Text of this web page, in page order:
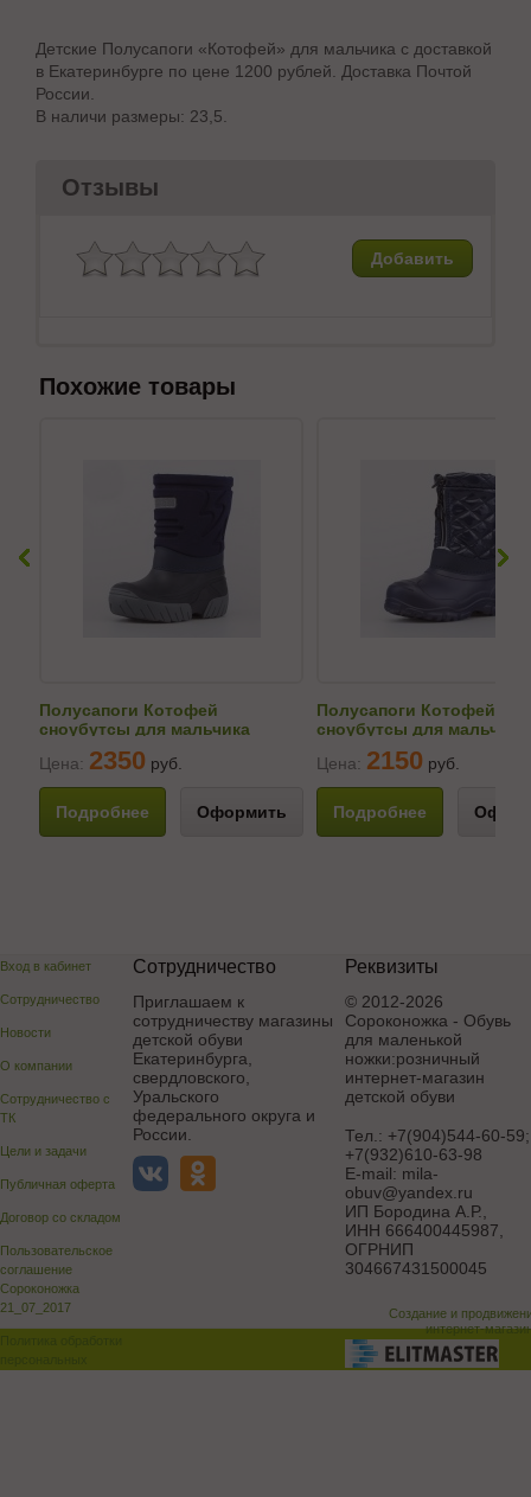
Детские Полусапоги «Котофей» для мальчика с доставкой
в Екатеринбурге по цене 1200 рублей. Доставка Почтой
России.
В наличи размеры: 23,5.
Отзывы
Добавить
Похожие товары
Полусапоги Котофей
сноубутсы для мальчика
464091-41
Цена: 2350 руб.
Подробнее Оформить
Полусапоги Котофей
сноубутсы для мальчика
464079-41
Цена: 2150 руб.
Подробнее
Вход в кабинет
Сотрудничество
Новости
О компании
Сотрудничество с
ТК
Цели и задачи
Публичная оферта
Договор со складом
Пользовательское
соглашение
Сороконожка
21_07_2017
Сотрудничество
Приглашаем к
сотрудничеству магазины
детской обуви
Екатеринбурга,
свердловского,
Уральского
федерального округа и
России.
Реквизиты
© 2012-2026
Сороконожка - Обувь
для маленькой
ножки:розничный
интернет-магазин
детской обуви
Тел.: +7(904)544-60-59;
+7(932)610-63-98
E-mail: mila-
obuv@yandex.ru
ИП Бородина А.Р.
ИНН 666400445987,
ОГРНИП
304667431500045
Создание и
интернет-